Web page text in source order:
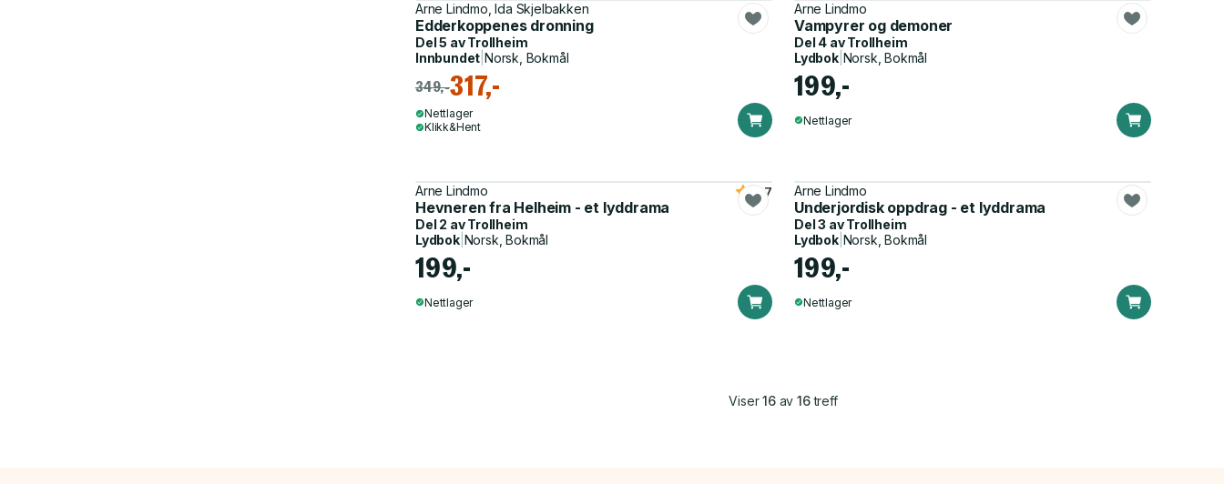
Arne Lindmo, Ida Skjelbakken
Edderkoppenes dronning
Del 5 avTrollheim
Innbundet |Norsk, Bokmål
349,-317,-
Nettlager
Klikk&Hent
Arne Lindmo
Vampyrer og demoner
Del 4 avTrollheim
Lydbok| Norsk, Bokmål
199,-
Nettlager
Arne Lindmo
Hevneren fra Helheim - et lyddrama
4.7
Del 2 avTrollheim
Lydbok| Norsk, Bokmål
199,-
Nettlager
Arne Lindmo
Underjordisk oppdrag - et lyddrama
Del 3 avTrollheim
Lydbok| Norsk, Bokmål
199,-
Nettlager
Viser16av 16treff